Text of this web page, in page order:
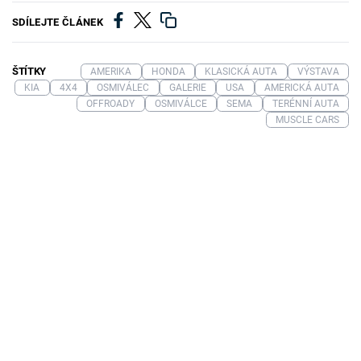
SDÍLEJTE ČLÁNEK
ŠTÍTKY AMERIKA HONDA KLASICKÁ AUTA
VÝSTAVA
KIA
4X4 OSMIVÁLEC GALERIE USA
AMERICKÁ AUTA
OFFROADY
OSMIVÁLCE SEMA
TERÉNNÍ AUTA
MUSCLE CARS